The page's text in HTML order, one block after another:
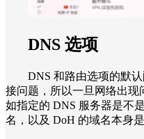
DNS 选项
DNS 和路由选项的默
接问题，所以一旦网络出现
如指定的 DNS 服务器是不
名，以及 DoH 的域名本身